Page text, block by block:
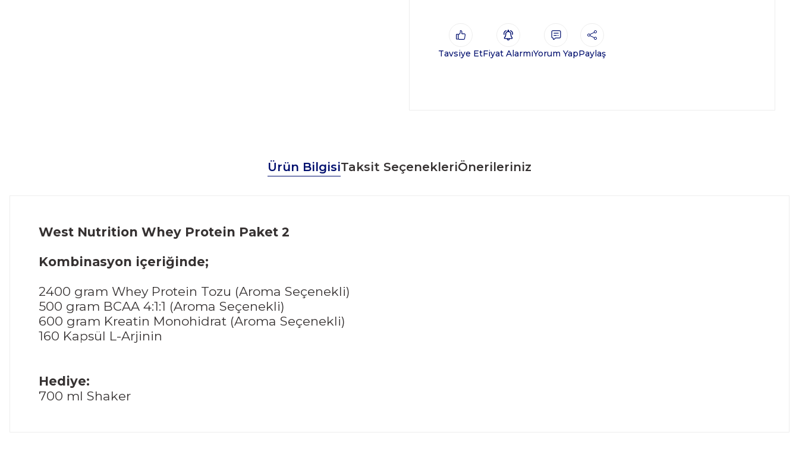
Tavsiye EtFiyat AlarmıYorum YapPaylaş
Ürün BilgisiTaksit SeçenekleriÖnerileriniz
West Nutrition Whey Protein Paket 2
Kombinasyon içeriğinde;
2400 gram Whey Protein Tozu (Aroma Seçenekli)
500 gram BCAA 4:1:1 (Aroma Seçenekli)
600 gram Kreatin Monohidrat (Aroma Seçenekli)
160 Kapsül L-Arjinin
Hediye:
700 ml Shaker